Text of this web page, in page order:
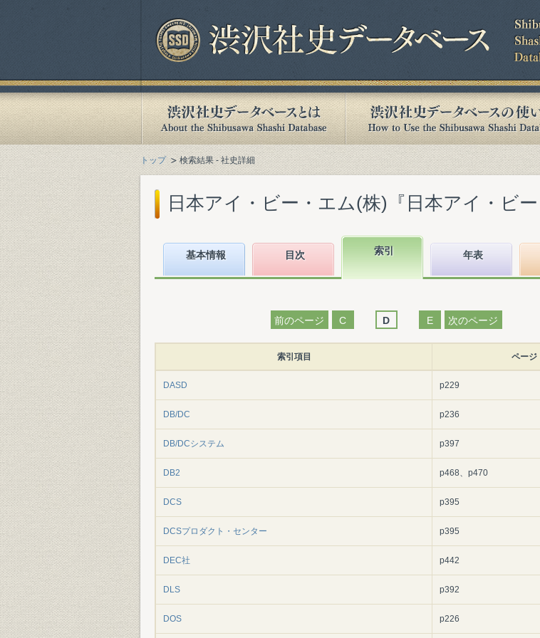
トップ 検索結果 - 社史詳細
日本アイ・ビー・エム(株)『日本アイ・ビ
基本情報 目次 索引 年表
前のページ C D E 次のページ
索引項目 ページ
DASD p229
DB/DC p236
DB/DCシステム p397
DB2 p468、p470
DCS p395
DCSプロダクト・センター p395
DEC社 p442
DLS p392
DOS p226